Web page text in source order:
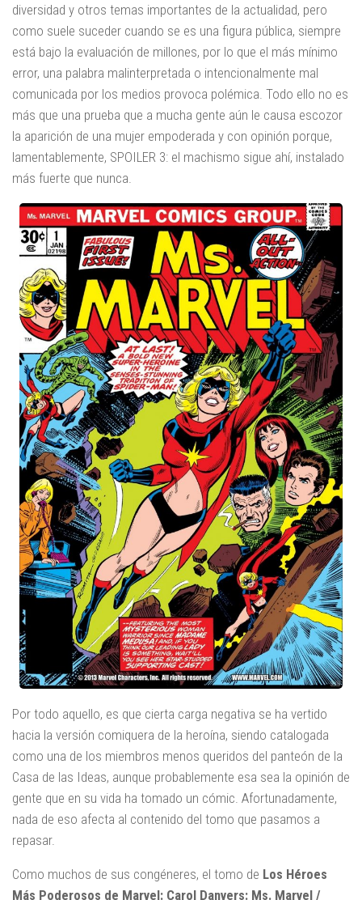
diversidad y otros temas importantes de la actualidad, pero
como suele suceder cuando se es una figura pública, siempre
está bajo la evaluación de millones, por lo que el más mínimo
error, una palabra malinterpretada o intencionalmente mal
comunicada por los medios provoca polémica. Todo ello no es
más que una prueba que a mucha gente aún le causa escozor
la aparición de una mujer empoderada y con opinión porque,
lamentablemente, SPOILER 3: el machismo sigue ahí, instalado
más fuerte que nunca.
Por todo aquello, es que cierta carga negativa se ha vertido
hacia la versión comiquera de la heroína, siendo catalogada
como una de los miembros menos queridos del panteón de la
Casa de las Ideas, aunque probablemente esa sea la opinión de
gente que en su vida ha tomado un cómic. Afortunadamente,
nada de eso afecta al contenido del tomo que pasamos a
repasar.
Como muchos de sus congéneres, el tomo de Los Héroes
Más Poderosos de Marvel: Carol Danvers: Ms. Marvel /